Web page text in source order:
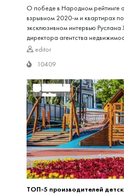
О победе в Народном рейтинге
взрывном 2020-м и квартирах
эксклюзивном интервью
директора агентства
editor
10409
ТОП-5 производителей